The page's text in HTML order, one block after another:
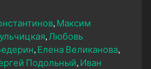
Максим
Любовь
Елена Великанова
Подольный Иван